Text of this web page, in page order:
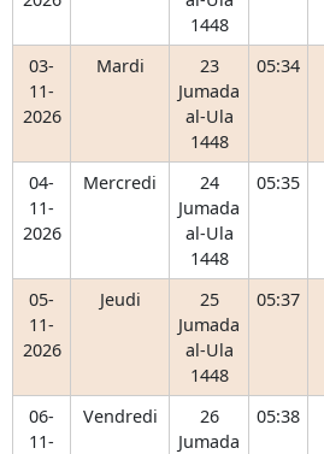
1448
03-
11-
2026
Mardi
23
Jumada
al-Ula
1448
05:34
04-
11-
2026
Mercredi
24
Jumada
al-Ula
1448
05:35
05-
11-
2026
Jeudi
25
Jumada
al-Ula
1448
05:37
06-
11-
Vendredi
26
Jumada
05:38